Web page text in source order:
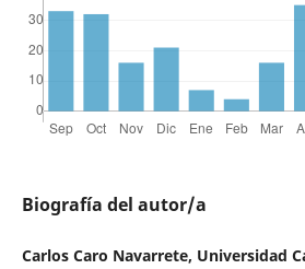
Biografía del autor/a
Carlos Caro Navarrete, Universidad